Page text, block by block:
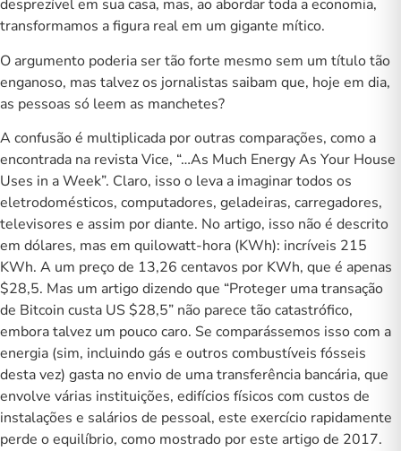
desprezível em sua casa, mas, ao abordar toda a economia,
transformamos a figura real em um gigante mítico.
O argumento poderia ser tão forte mesmo sem um título tão
enganoso, mas talvez os jornalistas saibam que, hoje em dia,
as pessoas só leem as manchetes?
A confusão é multiplicada por outras comparações, como a
encontrada na revista Vice, “…As Much Energy As Your House
Uses in a Week”. Claro, isso o leva a imaginar todos os
eletrodomésticos, computadores, geladeiras, carregadores,
televisores e assim por diante. No artigo, isso não é descrito
em dólares, mas em quilowatt-hora (KWh): incríveis 215
KWh. A um preço de 13,26 centavos por KWh, que é apenas
$28,5. Mas um artigo dizendo que “Proteger uma transação
de Bitcoin custa US $28,5” não parece tão catastrófico,
embora talvez um pouco caro. Se comparássemos isso com a
energia (sim, incluindo gás e outros combustíveis fósseis
desta vez) gasta no envio de uma transferência bancária, que
envolve várias instituições, edifícios físicos com custos de
instalações e salários de pessoal, este exercício rapidamente
perde o equilíbrio, como mostrado poreste artigode 2017.